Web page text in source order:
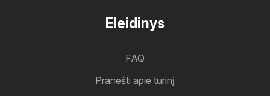
Eleidinys
FAQ
Pranešti apie turinį